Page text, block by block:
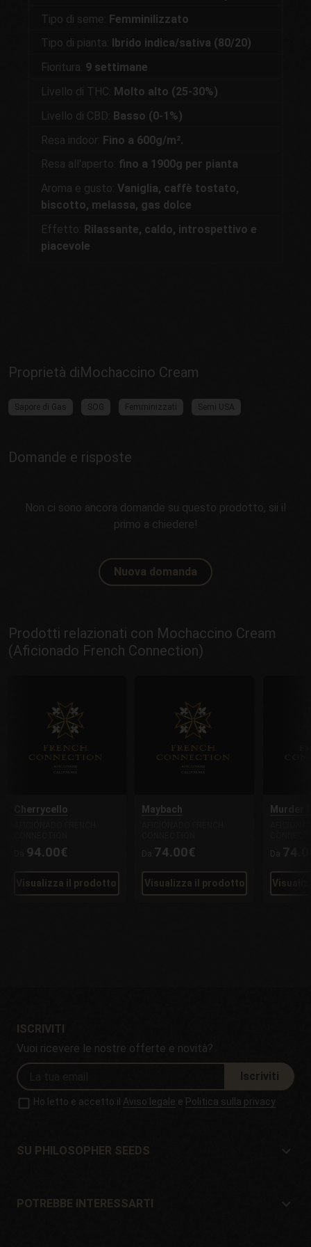
Tipo di seme: Femminilizzato
Tipo di pianta:
Ibrido indica/sativa (80/20)
Fioritura: 9 settimane
Livello di THC: Molto alto (25-30%)
Livello di CBD: Basso (0-1%)
Resa indoor: Fino a 600g/m².
Resa all'aperto: fino a 1900g per pianta
Aroma e gusto: Vaniglia, caffè tostato,
biscotto, melassa, gas dolce
Effetto: Rilassante, caldo, introspettivo e
piacevole
Proprietà diMochaccino Cream
Sapore di Gas SOG Femminizzati Semi USA
Domande e risposte
Non ci sono ancora domande su questo prodotto, sii il
primo a chiedere!
Nuova domanda
Prodotti relazionati con Mochaccino Cream
(Aficionado French Connection)
Cherrycello
94.00€
Visualizza il prodotto
Maybach
Da 74.00€
Visualizza il prodotto
Murder
Da
ISCRIVITI
Vuoi ricevere le nostre offerte e novità?
Iscriviti
Ho letto e accetto il Aviso legale e Politica sulla privacy
SU PHILOSOPHER SEEDS
Situazione e contatto
POTREBBE INTERESSARTI